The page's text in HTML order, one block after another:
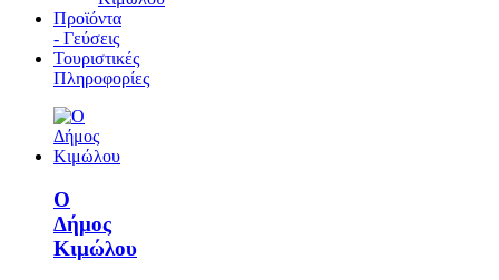
Προϊόντα
- Γεύσεις
Τουριστικές
Πληροφορίες
Ο
Δήμος
Κιμώλου